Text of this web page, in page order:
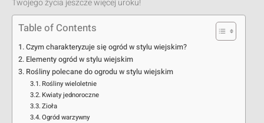
Twojego życia jeszcze więcej uroku!
Table of Contents
Czym charakteryzuje się ogród w stylu wiejskim?
Elementy ogród w stylu wiejskim
Rośliny polecane do ogrodu w stylu wiejskim
Rośliny wieloletnie
Kwiaty jednoroczne
Zioła
Ogród warzywny